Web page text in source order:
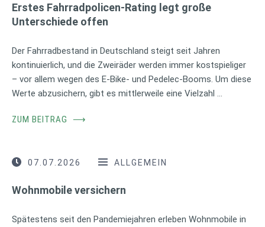
Erstes Fahrradpolicen-Rating legt große
Unterschiede offen
Der Fahrradbestand in Deutschland steigt seit Jahren
kontinuierlich, und die Zweiräder werden immer kostspieliger
– vor allem wegen des E-Bike- und Pedelec-Booms. Um diese
Werte abzusichern, gibt es mittlerweile eine Vielzahl …
ZUM BEITRAG ⟶
07.07.2026 ALLGEMEIN
Wohnmobile versichern
Spätestens seit den Pandemiejahren erleben Wohnmobile in